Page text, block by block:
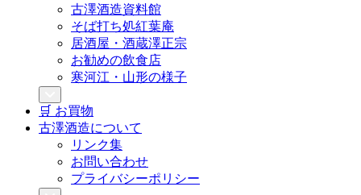
古澤酒造資料館
そば打ち処紅葉庵
居酒屋・酒蔵澤正宗
お勧めの飲食店
寒河江・山形の様子
🛒 お買物
古澤酒造について
リンク集
お問い合わせ
プライバシーポリシー